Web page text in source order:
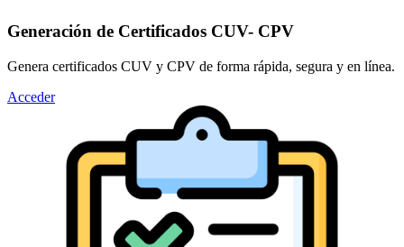
Generación de Certificados CUV- CPV
Genera certificados CUV y CPV de forma rápida, segura y en línea.
Acceder